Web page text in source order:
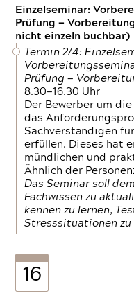
Einzelseminar:
Prüfung —
nicht einzeln buchbar)
Termin 2/4:
Prüfung —
8.30—16.30 Uhr
Der Bewerber um
das
Sachverständigen
erfüllen. Dieses hat
mündlichen und
Ähnlich der
Das Seminar soll
Fachwissen zu
kennen zu lernen,
Stresssituationen
16